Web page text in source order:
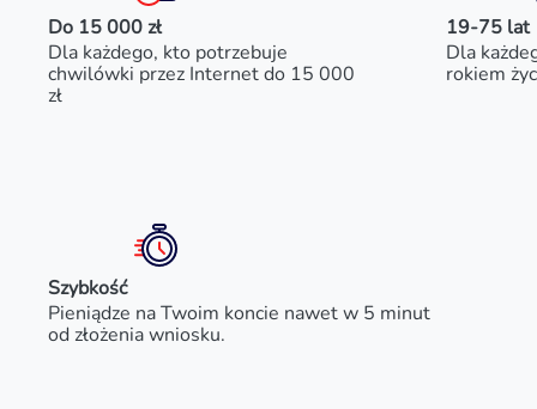
Do 15 000 zł
Dla każdego, kto potrzebuje
chwilówki przez Internet do 15 000
zł
19-75 lat
Dla
rokiem
Szybkość
Pieniądze na Twoim koncie nawet w 5 minut
od złożenia wniosku.